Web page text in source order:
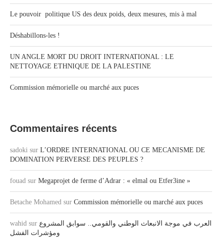
Le pouvoir politique US des deux poids, deux mesures, mis à mal
Déshabillons-les !
UN ANGLE MORT DU DROIT INTERNATIONAL : LE
NETTOYAGE ETHNIQUE DE LA PALESTINE
Commission mémorielle ou marché aux puces
Commentaires récents
sadoki sur L’ORDRE INTERNATIONAL OU CE MECANISME DE
DOMINATION PERVERSE DES PEUPLES ?
fouad sur Megaprojet de ferme d’Adrar : « elmal ou Etfer3ine »
Betache Mohamed sur Commission mémorielle ou marché aux puces
wahid sur العرب في موجة الانبعاث الوطني والقومي.. سوابق المشروع
ومؤشرات الفشل